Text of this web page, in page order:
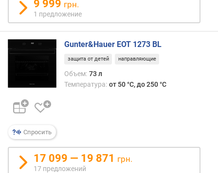
н
м
а
л
т
е
п
е
а
9 999 грн.
1 предложение
Спросить
Gunter&Hauer EOT 1273 BL
защита от детей направляющие
Объем: 73 л
Температура: от 50 °C, до 250 °C
17 099 — 19 871 грн.
17 предложений